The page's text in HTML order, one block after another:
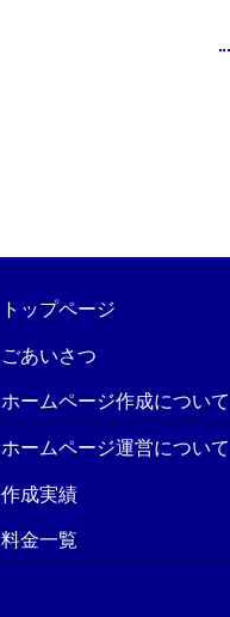
トップページ
ごあいさつ
ホームページ作成について
ホームページ運営について
作成実績
料金一覧